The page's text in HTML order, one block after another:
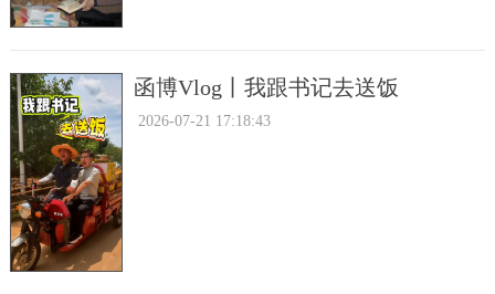
函博Vlog丨我跟书记去送饭
2026-07-21 17:18:43